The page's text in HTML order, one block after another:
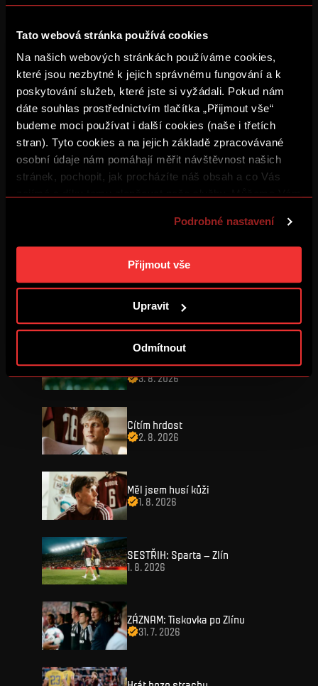
Tato webová stránka používá cookies
Na našich webových stránkách používáme cookies,
které jsou nezbytné k jejich správnému fungování a k
poskytování služeb, které jste si vyžádali. Pokud nám
dáte souhlas prostřednictvím tlačítka „Přijmout vše“
budeme moci používat i další cookies (naše i třetích
stran). Tyto cookies a na jejich základě zpracovávané
osobní údaje nám pomáhají měřit návštěvnost našich
stránek, pochopit, jak procházíte náš obsah a co Vás
reklamu na základě Vašich preferencí. Jednotlivé
cookies a účely zpracování si můžete nastavit v
„Podrobném nastavení“. Nastavení cookies si můžete
kdykoliv změnit. Jak takovou úpravu provést a další
Podrobné nastavení
Přijmout vše
Upravit
Odmítnout
SESTŘIH: Sparta – Olympique
ZÁZNAM: Tiskovka po Lyonu
4. 8. 2026
Šlo to trefit i lépe
4. 8. 2026
ZÁZNAM: Sparta – Olympique
3. 8. 2026
ZÁZNAM: Tiskovka před
Olympiquem
3. 8. 2026
Cítím hrdost
2. 8. 2026
Měl jsem husí kůži
1. 8. 2026
SESTŘIH: Sparta – Zlín
1. 8. 2026
ZÁZNAM: Tiskovka po Zlínu
31. 7. 2026
VSTUPENKY
Permanentky
VIP vstupenky
Handicapovaní fanoušci
Prohlídky stadionu
Sparta UNLIMITED.
Sparta Junior Club
Aplikace Sparta.
Soutěže
FANSHOP
NOVINKY
ZÁPASY